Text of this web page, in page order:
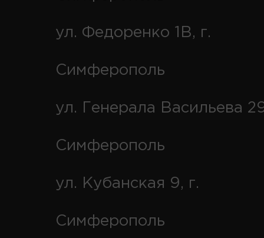
ул. Федоренко 1В, г.
Симферополь
ул. Генерала Васильева
Симферополь
ул. Кубанская 9, г.
Симферополь